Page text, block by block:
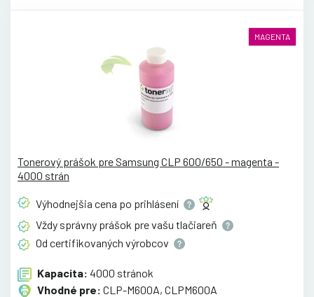
MAGENTA
Tonerový prášok pre Samsung CLP 600/650 - magenta -
4000 strán
Výhodnejšia cena po prihlásení
Vždy správny prášok pre vašu tlačiareň
Od certifikovaných výrobcov
Kapacita: 4000 stránok
Vhodné pre: CLP-M600A, CLPM600A